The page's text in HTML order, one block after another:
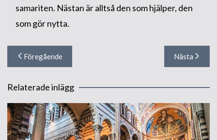
samariten. Nästan är alltså den som hjälper, den
som gör nytta.
Inläggsnavigering
Föregående Nästa
Relaterade inlägg